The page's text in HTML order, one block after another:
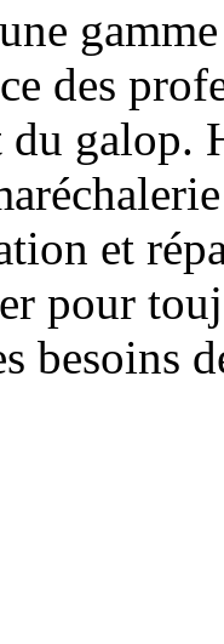
des
du galop.
et
pour
besoins